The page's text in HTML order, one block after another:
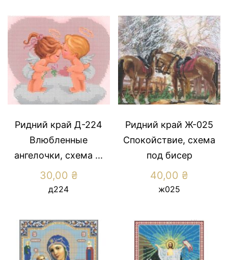
Ридний край Д-224
Влюбленные
ангелочки, схема ...
30,00 ₴
д224
Ридний край Ж-025
Спокойствие, схема
под бисер
40,00 ₴
ж025